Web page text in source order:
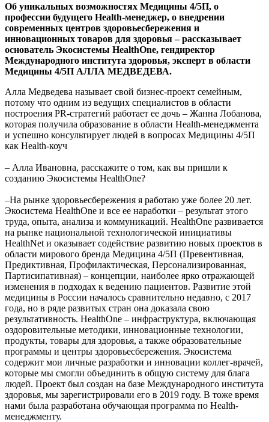
Об уникальных возможностях Медицины 4/5П, о
профессии будущего Health-менеджер, о внедрении
современных центров здоровьесбережения и
инновационных товаров для здоровья – рассказывает
основатель Экосистемы HealthOne, гендиректор
Международного института здоровья, эксперт в области
Медицины 4/5П АЛЛА МЕДВЕДЕВА.
Алла Медведева называет свой бизнес-проект семейным,
потому что одним из ведущих специалистов в области
построения PR-стратегий работает ее дочь – Жанна Лобанова,
которая получила образование в области Health-менеджмента
и успешно консультирует людей в вопросах Медицины 4/5П
как Health-коуч
– Алла Ивановна, расскажите о том, как вы пришли к
созданию Экосистемы HealthOne?
–На рынке здоровьесбережения я работаю уже более 20 лет.
Экосистема HealthOne и все ее наработки – результат этого
труда, опыта, анализа и коммуникаций. HealthOne развивается
на рынке национальной технологической инициативы
HealthNet и оказывает содействие развитию новых проектов в
области мирового бренда Медицина 4/5П (Превентивная,
Предиктивная, Профилактическая, Персонализированная,
Партисипативная) – концепции, наиболее ярко отражающей
изменения в подходах к ведению пациентов. Развитие этой
медицины в России началось сравнительно недавно, с 2017
года, но в ряде развитых стран она доказала свою
результативность. HealthOne – инфраструктура, включающая
оздоровительные методики, инновационные технологии,
продукты, товары для здоровья, а также образовательные
программы и центры здоровьесбережения. Экосистема
содержит мои личные разработки и инновации коллег-врачей,
которые мы смогли объединить в общую систему для блага
людей. Проект был создан на базе Международного института
здоровья, мы зарегистрировали его в 2019 году. В тоже время
нами была разработана обучающая программа по Health-
менеджменту.